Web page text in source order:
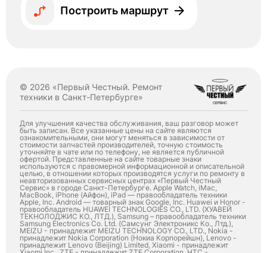
Построить маршрут
© 2026 «Первый Честный. Ремонт
техники в Санкт-Петербурге»
Для улучшения качества обслуживания, ваш разговор может
быть записан. Все указанные цены на сайте являются
ознакомительными, они могут меняться в зависимости от
стоимости запчастей производителей, точную стоимость
уточняйте в чате или по телефону, не является публичной
офертой. Представленные на сайте товарные знаки
используются с правомерной информационной и описательной
целью, в отношении которых производятся услуги по ремонту в
неавторизованных сервисных центрах «Первый Честный
Сервис» в городе Санкт-Петербурге. Apple Watch, iMac,
MacBook, iPhone (Айфон), iPad — правообладатель техники
Apple, Inc. Android — товарный знак Google, Inc. Huawei и Honor -
правообладатель HUAWEI TECHNOLOGIES CO., LTD. (ХУАВЕЙ
ТЕКНОЛОДЖИС КО., ЛТД.), Samsung – правообладатель техники
Samsung Electronics Co. Ltd. (Самсунг Электроникс Ко., Лтд.),
MEIZU - принадлежит MEIZU TECHNOLOGY CO., LTD., Nokia -
принадлежит Nokia Corporation (Нокиа Корпорейшн), Lenovo -
принадлежит Lenovo (Beijing) Limited, Xiaomi - принадлежит